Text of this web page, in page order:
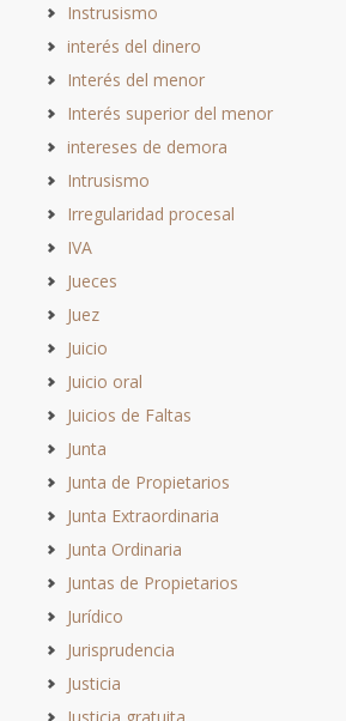
Instrusismo
interés del dinero
Interés del menor
Interés superior del menor
intereses de demora
Intrusismo
Irregularidad procesal
IVA
Jueces
Juez
Juicio
Juicio oral
Juicios de Faltas
Junta
Junta de Propietarios
Junta Extraordinaria
Junta Ordinaria
Juntas de Propietarios
Jurídico
Jurisprudencia
Justicia